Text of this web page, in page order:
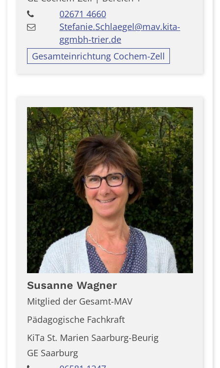
02671 4660
Stefanie.Schlaegel@mav.kita-
ggmbh-trier.de
Gesamteinrichtung Cochem-Zell
Susanne Wagner
Mitglied der Gesamt-MAV
Pädagogische Fachkraft
KiTa St. Marien Saarburg-Beurig
GE Saarburg